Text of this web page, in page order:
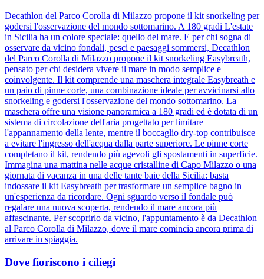
Decathlon del Parco Corolla di Milazzo propone il kit snorkeling per
godersi l'osservazione del mondo sottomarino. A 180 gradi L'estate
in Sicilia ha un colore speciale: quello del mare. E per chi sogna di
osservare da vicino fondali, pesci e paesaggi sommersi, Decathlon
del Parco Corolla di Milazzo propone il kit snorkeling Easybreath,
pensato per chi desidera vivere il mare in modo semplice e
coinvolgente. Il kit comprende una maschera integrale Easybreath e
un paio di pinne corte, una combinazione ideale per avvicinarsi allo
snorkeling e godersi l'osservazione del mondo sottomarino. La
maschera offre una visione panoramica a 180 gradi ed è dotata di un
sistema di circolazione dell'aria progettato per limitare
l'appannamento della lente, mentre il boccaglio dry-top contribuisce
a evitare l'ingresso dell'acqua dalla parte superiore. Le pinne corte
completano il kit, rendendo più agevoli gli spostamenti in superficie.
Immagina una mattina nelle acque cristalline di Capo Milazzo o una
giornata di vacanza in una delle tante baie della Sicilia: basta
indossare il kit Easybreath per trasformare un semplice bagno in
un'esperienza da ricordare. Ogni sguardo verso il fondale può
regalare una nuova scoperta, rendendo il mare ancora più
affascinante. Per scoprirlo da vicino, l'appuntamento è da Decathlon
al Parco Corolla di Milazzo, dove il mare comincia ancora prima di
arrivare in spiaggia.
Dove fioriscono i ciliegi